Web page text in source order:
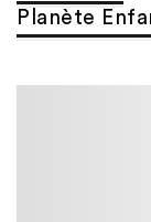
Planète